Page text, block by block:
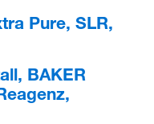
Pure, SLR,
BAKER